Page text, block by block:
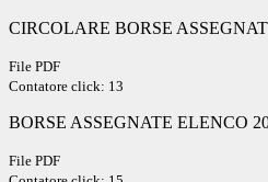
CIRCOLARE BORSE
File PDF
Contatore click: 13
BORSE ASSEGNATE ELENCO
File PDF